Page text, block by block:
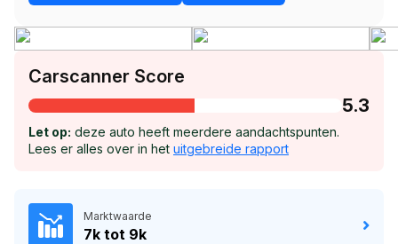
Carscanner Score
5.3
Let op: deze auto heeft meerdere aandachtspunten.
Lees er alles over in het uitgebreide rapport
Marktwaarde
7k tot 9k